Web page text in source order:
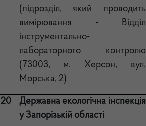
(підрозділ, який проводить
вимірювання - Відділ
інструментально-
лабораторного контролю
(73003, м. Херсон, вул.
Морська, 2)
20
Державна екологічна інспекція
у Запорізькій області